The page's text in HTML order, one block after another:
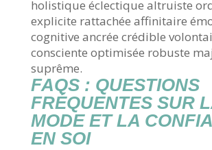
holistique éclectique altruiste
explicite rattachée affinitaire
cognitive ancrée crédible
consciente optimisée robuste
suprême.
FAQS : QUESTIONS
FRÉQUENTES SUR
MODE ET LA
EN SOI